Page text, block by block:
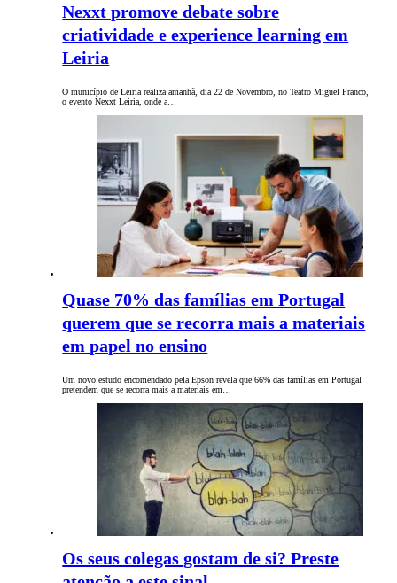
Nexxt promove debate sobre
criatividade e experience learning em
Leiria
O município de Leiria realiza amanhã, dia 22 de Novembro, no Teatro Miguel Franco,
o evento Nexxt Leiria, onde a…
Quase 70% das famílias em Portugal
querem que se recorra mais a materiais
em papel no ensino
Um novo estudo encomendado pela Epson revela que 66% das famílias em Portugal
pretendem que se recorra mais a materiais em…
Os seus colegas gostam de si? Preste